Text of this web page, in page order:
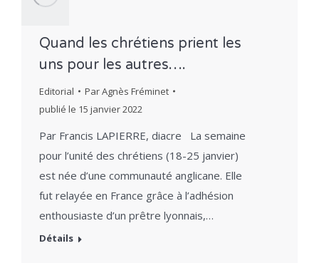
Quand les chrétiens prient les
uns pour les autres….
Editorial ParAgnès Fréminet
publié le 15 janvier 2022
Par Francis LAPIERRE, diacre La semaine
pour l’unité des chrétiens (18-25 janvier)
est née d’une communauté anglicane. Elle
fut relayée en France grâce à l’adhésion
enthousiaste d’un prêtre lyonnais,…
Détails